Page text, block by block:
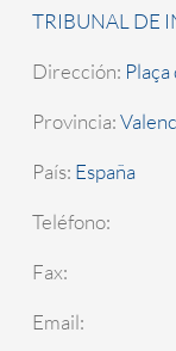
TRIBUNAL DE
Dirección:
Provincia:
País: España
Teléfono:
Fax:
Email: